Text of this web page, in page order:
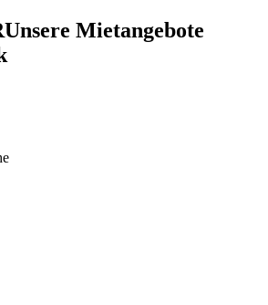
Unsere Mietangebote